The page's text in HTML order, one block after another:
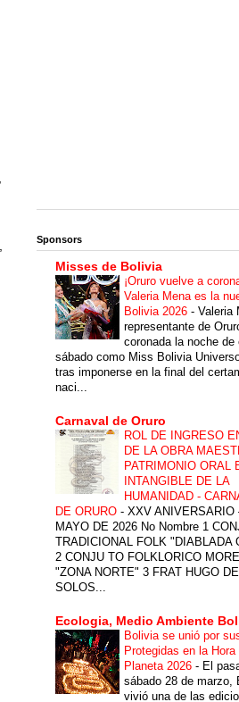
Sponsors
Misses de Bolivia
¡Oruro vuelve a
Valeria Mena es la
Bolivia 2026 - Valeria
representante de
coronada la noche de
sábado como Miss Bolivia
tras imponerse en la final del
naci...
Carnaval de Oruro
ROL DE INGRESO
DE LA OBRA
PATRIMONIO ORAL
INTANGIBLE DE LA
HUMANIDAD -
DE ORURO - XXV ANIVERSARIO
MAYO DE 2026 No Nombre 1
TRADICIONAL FOLK "DIABLADA
2 CONJU TO FOLKLORICO
"ZONA NORTE" 3 FRAT HUGO
SOLOS...
Ecologia, Medio Ambiente
Bolivia se unió por
Protegidas en la Hora
Planeta 2026 - El
sábado 28 de marzo,
vivió una de las